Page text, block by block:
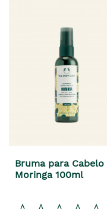
Bruma para Cabelo
Moringa 100ml